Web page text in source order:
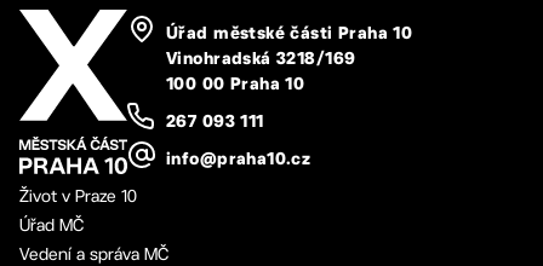
Úřad městské části Praha 10
Vinohradská 3218/169
100 00 Praha 10
267 093 111
info@praha10.cz
Život v Praze 10
Úřad MČ
Vedení a správa MČ